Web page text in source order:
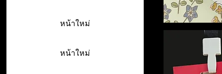
หน้าใหม่
หน้าใหม่